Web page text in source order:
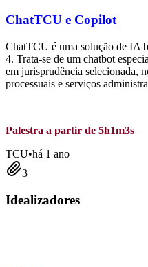
ChatTCU e Copilot
ChatTCU é uma solução de IA
4. Trata-se de um chatbot
em jurisprudência selecionada,
processuais e serviços
Palestra a partir de 5h1m3s
TCU•há 1 ano
3
Idealizadores